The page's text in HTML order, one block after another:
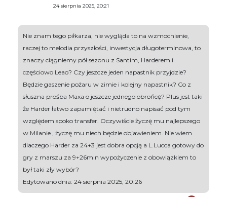
24 sierpnia 2025, 20:21
Nie znam tego piłkarza, nie wygląda to na wzmocnienie,
raczej to melodia przyszłości, inwestycja długoterminowa, to
znaczy ciągniemy pół sezonu z Santim, Harderem i
częściowo Leao? Czy jeszcze jeden napastnik przyjdzie?
Będzie gaszenie pożaru w zimie i kolejny napastnik? Co z
słuszna prośba Maxa o jeszcze jednego obrońcę? Plus jest taki
że Harder łatwo zapamiętać i nietrudno napisać pod tym
względem spoko transfer. Oczywiście życzę mu najlepszego
w Milanie , życzę mu niech będzie objawieniem. Nie wiem
dlaczego Harder za 24+3 jest dobra opcją a L.Lucca gotowy do
gry z marszu za 9+26mln wypożyczenie z obowiązkiem to
był taki zły wybór?
Edytowano dnia: 24 sierpnia 2025, 20:26